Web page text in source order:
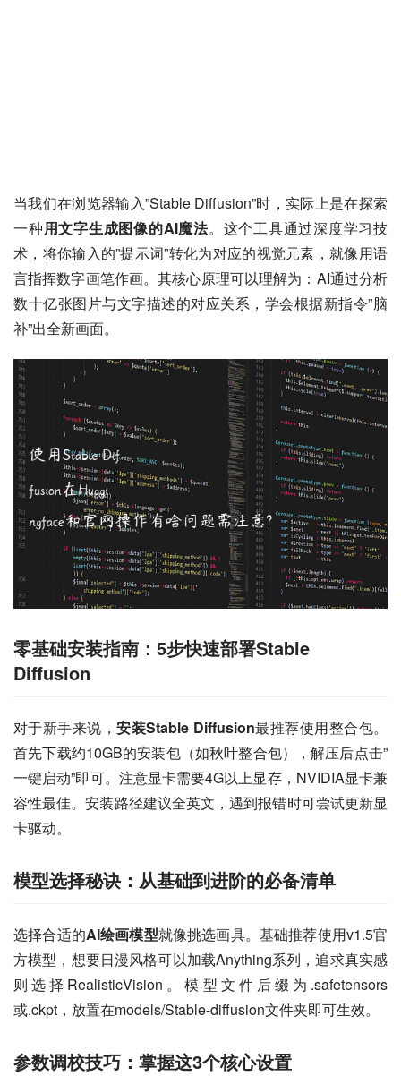
当我们在浏览器输入”Stable Diffusion”时，实际上是在探索
一种用文字生成图像的AI魔法。这个工具通过深度学习技
术，将你输入的”提示词”转化为对应的视觉元素，就像用语
言指挥数字画笔作画。其核心原理可以理解为：AI通过分析
数十亿张图片与文字描述的对应关系，学会根据新指令”脑
补”出全新画面。
零基础安装指南：5步快速部署Stable
Diffusion
对于新手来说，安装Stable Diffusion最推荐使用整合包。
首先下载约10GB的安装包（如秋叶整合包），解压后点击”
一键启动”即可。注意显卡需要4G以上显存，NVIDIA显卡兼
容性最佳。安装路径建议全英文，遇到报错时可尝试更新显
卡驱动。
模型选择秘诀：从基础到进阶的必备清单
选择合适的AI绘画模型就像挑选画具。基础推荐使用v1.5官
方模型，想要日漫风格可以加载Anything系列，追求真实感
则选择RealisticVision。模型文件后缀为.safetensors
或.ckpt，放置在models/Stable-diffusion文件夹即可生效。
参数调校技巧：掌握这3个核心设置